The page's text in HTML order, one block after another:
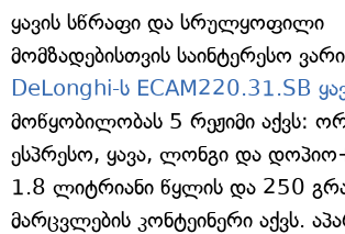
ყავის სწრაფი და სრულყოფილი
მომზადებისთვის საინტერესო
DeLonghi-ს ECAM220.31.SB
მოწყობილობას 5 რეჟიმი აქვს:
ესპრესო, ყავა, ლონგი და
1.8 ლიტრიანი წყლის და 250
მარცვლების კონტეინერი აქვს.